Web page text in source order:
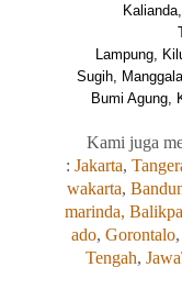
Lampung,
Sugih,
Bumi Agung,
Kami juga
: Jakarta,
wakarta,
marinda,
ado, Gorontalo,
Tengah,